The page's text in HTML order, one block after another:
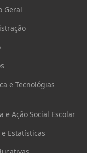
Geral
e Tecnológias
e Ação Social Escolar
Estatísticas